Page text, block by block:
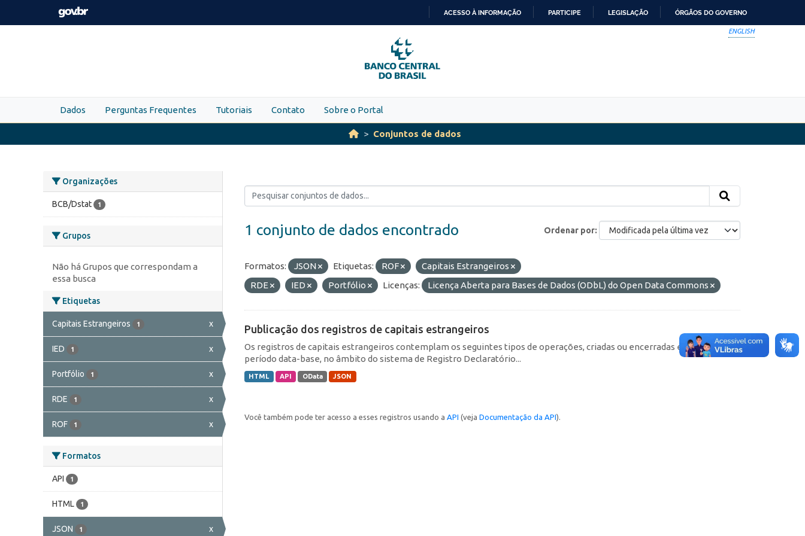
Skip to main content
PARA
O
CONTEÚDO
ACESSO À INFORMAÇÃO PARTICIPE LEGISLAÇÃO ÓRGÃOS DO GOVERNO
ENGLISH
Dados Perguntas Frequentes Tutoriais Contato Sobre o Portal
Conjuntos de dados
Organizações
BCB/Dstat 1
Grupos
Não há Grupos que correspondam a
essa busca
Etiquetas
Capitais Estrangeiros 1 x
IED 1 x
Portfólio 1 x
RDE 1 x
ROF 1 x
Formatos
API 1
HTML 1
JSON 1 x
Ordenar por
1 conjunto de dados encontrado
Formatos: JSON Etiquetas: ROF
Capitais Estrangeiros
RDE
IED Portfólio Licenças: Licença Aberta para Bases de Dados (ODbL) do Open Data Commons
Publicação dos registros de capitais estrangeiros
Os registros de capitais estrangeiros contemplam os seguintes tipos de operações, criadas ou encerradas em cada
período data-base, no âmbito do sistema de Registro Declaratório...
HTML API OData JSON
Você também pode ter acesso a esses registros usando a API (veja Documentação da API).